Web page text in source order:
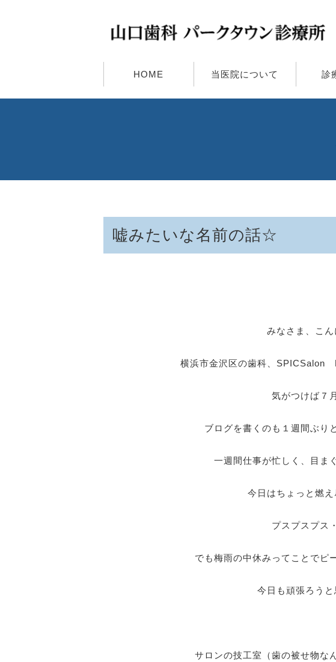
HOME 当医院について 診
嘘みたいな名前の話☆
みなさま、こん
横浜市金沢区の歯科、SPICSalon
気がつけば７
ブログを書くのも１週間ぶり
一週間仕事が忙しく、目ま
今日はちょっと燃
プスプスプス
でも梅雨の中休みってことでピ
今日も頑張ろうと
サロンの技工室（歯の被せ物な